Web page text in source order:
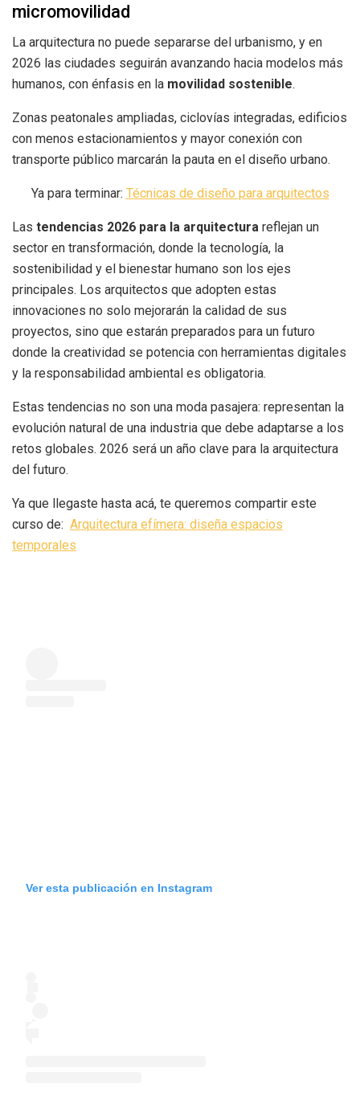
micromovilidad
La arquitectura no puede separarse del urbanismo, y en
2026 las ciudades seguirán avanzando hacia modelos más
humanos, con énfasis en la movilidad sostenible.
Zonas peatonales ampliadas, ciclovías integradas, edificios
con menos estacionamientos y mayor conexión con
transporte público marcarán la pauta en el diseño urbano.
Ya para terminar: Técnicas de diseño para arquitectos
Las tendencias 2026 para la arquitectura reflejan un
sector en transformación, donde la tecnología, la
sostenibilidad y el bienestar humano son los ejes
principales. Los arquitectos que adopten estas
innovaciones no solo mejorarán la calidad de sus
proyectos, sino que estarán preparados para un futuro
donde la creatividad se potencia con herramientas digitales
y la responsabilidad ambiental es obligatoria.
Estas tendencias no son una moda pasajera: representan la
evolución natural de una industria que debe adaptarse a los
retos globales. 2026 será un año clave para la arquitectura
del futuro.
Ya que llegaste hasta acá, te queremos compartir este
curso de: Arquitectura efímera: diseña espacios
temporales
Ver esta publicación en Instagram